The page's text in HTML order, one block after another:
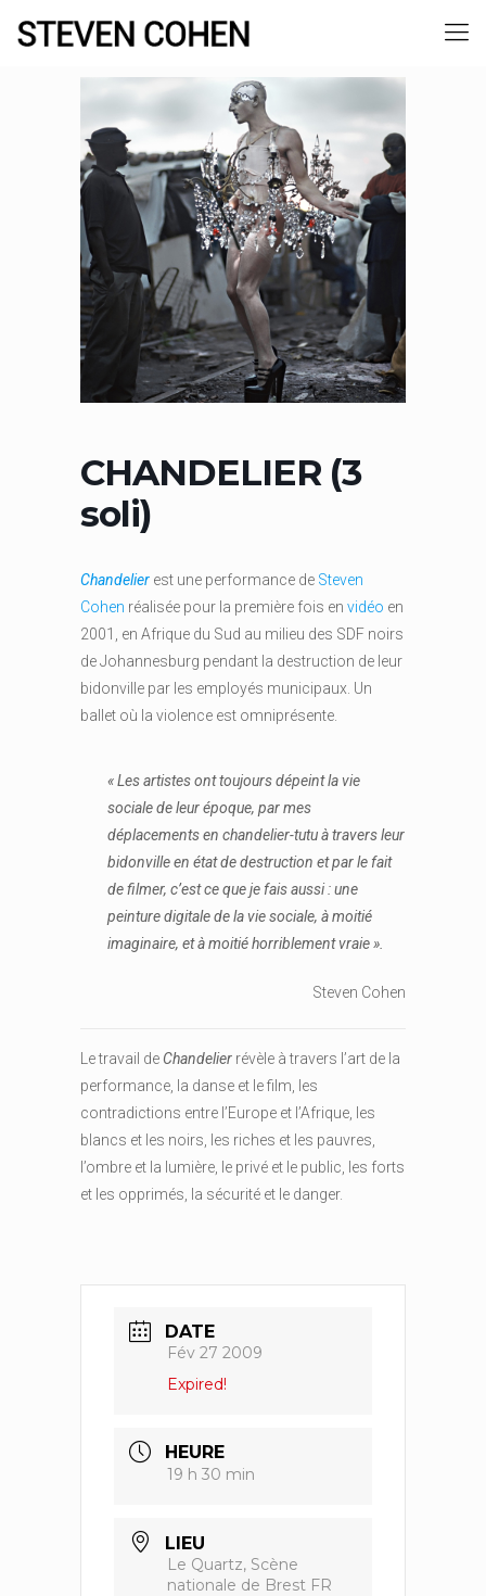
CHANDELIER (3
soli)
Chandelier est une performance de Steven
Cohen réalisée pour la première fois en vidéo en
2001, en Afrique du Sud au milieu des SDF noirs
de Johannesburg pendant la destruction de leur
bidonville par les employés municipaux. Un
ballet où la violence est omniprésente.
« Les artistes ont toujours dépeint la vie
sociale de leur époque, par mes
déplacements en chandelier-tutu à travers leur
bidonville en état de destruction et par le fait
de filmer, c’est ce que je fais aussi : une
peinture digitale de la vie sociale, à moitié
imaginaire, et à moitié horriblement vraie ».
Steven Cohen
Le travail de Chandelier révèle à travers l’art de la
performance, la danse et le film, les
contradictions entre l’Europe et l’Afrique, les
blancs et les noirs, les riches et les pauvres,
l’ombre et la lumière, le privé et le public, les forts
et les opprimés, la sécurité et le danger.
DATE
Fév 27 2009
Expired!
HEURE
19 h 30 min
LIEU
Le Quartz, Scène
nationale de Brest FR